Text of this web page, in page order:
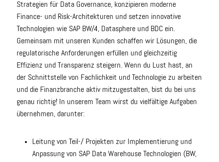
Strategien für Data Governance, konzipieren moderne
Finance- und Risk-Architekturen und setzen innovative
Technologien wie SAP BW/4, Datasphere und BDC ein.
Gemeinsam mit unseren Kunden schaffen wir Lösungen, die
regulatorische Anforderungen erfüllen und gleichzeitig
Effizienz und Transparenz steigern. Wenn du Lust hast, an
der Schnittstelle von Fachlichkeit und Technologie zu arbeiten
und die Finanzbranche aktiv mitzugestalten, bist du bei uns
genau richtig! In unserem Team wirst du vielfältige Aufgaben
übernehmen, darunter:
Leitung von Teil-/ Projekten zur Implementierung und
Anpassung von SAP Data Warehouse Technologien (BW,